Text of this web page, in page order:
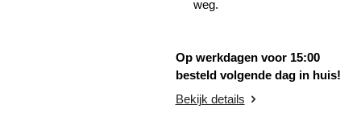
weg.
Op werkdagen voor 15:00
besteld volgende dag in huis!
Bekijk details